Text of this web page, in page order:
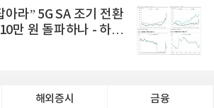
아라” 5G SA 조기 전환
만 원 돌파하나 - 하나
해외증시 금융